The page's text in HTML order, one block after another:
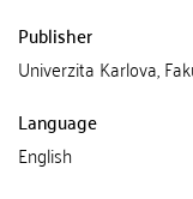
Publisher
Univerzita Karlova,
Language
English